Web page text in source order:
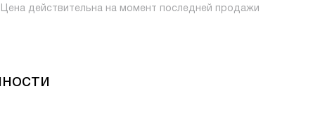
Цена действительна на момент последней продажи